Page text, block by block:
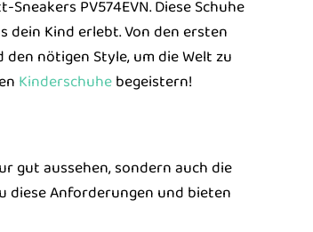
PV574EVN. Diese Schuhe
dein Kind erlebt. Von den ersten
nötigen Style, um die Welt zu
Kinderschuhebegeistern!
gut aussehen, sondern auch die
diese Anforderungen und bieten